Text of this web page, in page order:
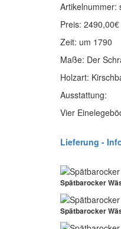
Artikelnummer:
Preis: 2490,00€
Zeit: um 1790
Maße: Der
Holzart:
Ausstattung:
Vier
Lieferung -
Spätbarocker
Spätbarocker